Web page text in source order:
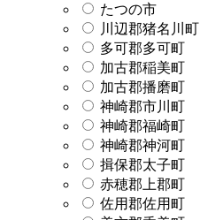
たつの市
川辺郡猪名川町
多可郡多可町
加古郡稲美町
加古郡播磨町
神崎郡市川町
神崎郡福崎町
神崎郡神河町
揖保郡太子町
赤穂郡上郡町
佐用郡佐用町